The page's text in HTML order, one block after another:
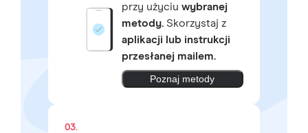
przy użyciu wybranej
metody.Skorzystaj z
aplikacji lub instrukcji
przesłanej mailem.
Poznaj metody
03.